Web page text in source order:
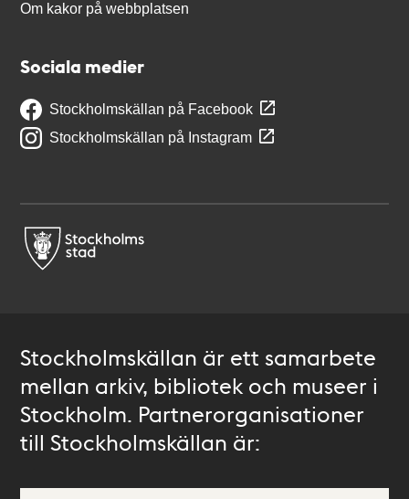
Om kakor på webbplatsen
Sociala medier
Stockholmskällan på Facebook
Stockholmskällan på Instagram
Stockholmskällan är ett samarbete
mellan arkiv, bibliotek och museer i
Stockholm. Partnerorganisationer
till Stockholmskällan är: